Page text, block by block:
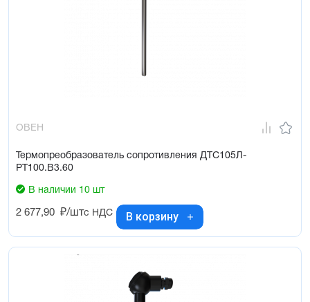
ОВЕН
Термопреобразователь сопротивления ДТС105Л-
РТ100.В3.60
В наличии 10 шт
2 677,90 ₽/штс НДС В корзину